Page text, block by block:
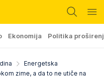
Ekonomija Politika
Energetska
zime, a da to ne utiče na